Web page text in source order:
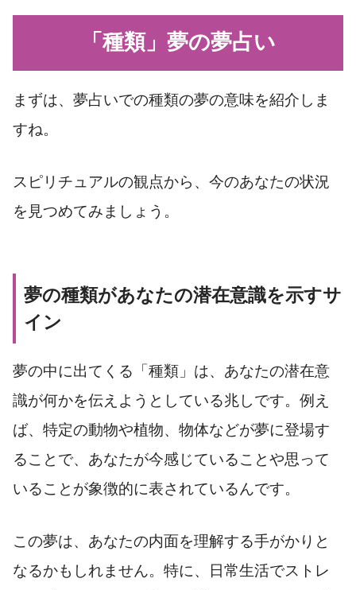
「種類」夢の夢占い
まずは、夢占いでの種類の夢の意味を紹介しま
すね。
スピリチュアルの観点から、今のあなたの状況
を見つめてみましょう。
夢の種類があなたの潜在意識を示すサ
イン
夢の中に出てくる「種類」は、あなたの潜在意
識が何かを伝えようとしている兆しです。例え
ば、特定の動物や植物、物体などが夢に登場す
ることで、あなたが今感じていることや思って
いることが象徴的に表されているんです。
この夢は、あなたの内面を理解する手がかりと
なるかもしれません。特に、日常生活でストレ